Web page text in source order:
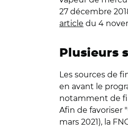
27 décembre
article du 4
Plusieurs
Les sources de
en avant le
notamment de
Afin de favoriser
mars 2021), la